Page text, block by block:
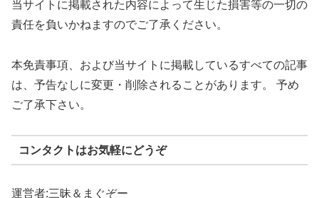
当サイトに掲載された内容によって生じた損害等の一切の
責任を負いかねますのでご了承ください。
本免責事項、および当サイトに掲載しているすべての記事
は、予告なしに変更・削除されることがあります。 予め
ご了承下さい。
コンタクトはお気軽にどうぞ
運営者:三昧＆まぐぞー